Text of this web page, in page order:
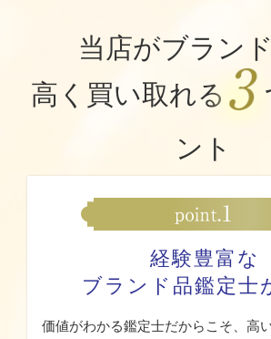
当店がブラン
高く買い取れる
ント
経験豊富な
ブランド品鑑定士
価値がわかる鑑定士だからこそ、高